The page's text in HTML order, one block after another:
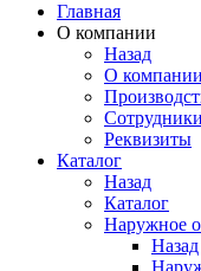
Главная
О компании
Назад
О компании
Сотрудники
Реквизиты
Каталог
Назад
Каталог
Наружное
Назад